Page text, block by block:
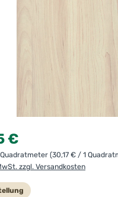
€
(30,17 € / 1
zzgl. Versandkosten